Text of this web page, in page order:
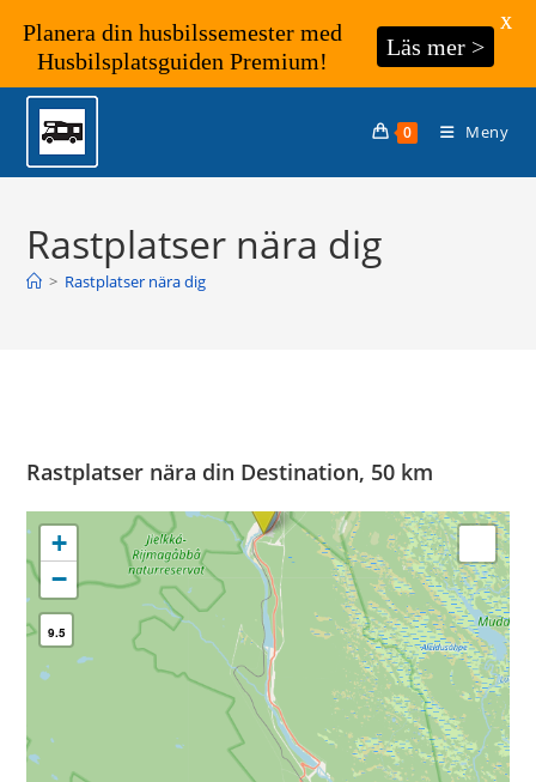
Hoppa
innehållet
0 Meny
Rastplatser nära dig
> Rastplatser nära dig
Rastplatser nära din Destination, 50 km
+
−
9.5
Planera din husbilssemester med
Husbilsplatsguiden Premium!
Läs mer >
X